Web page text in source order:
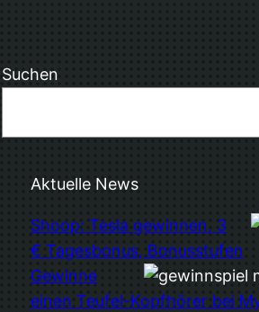
Suchen
Aktuelle News
Shoop: Tesla gewinnen, 3
€ Tagesbonus, Bonusstufen
Gewinne
einen Teufel-Kopfhörer bei